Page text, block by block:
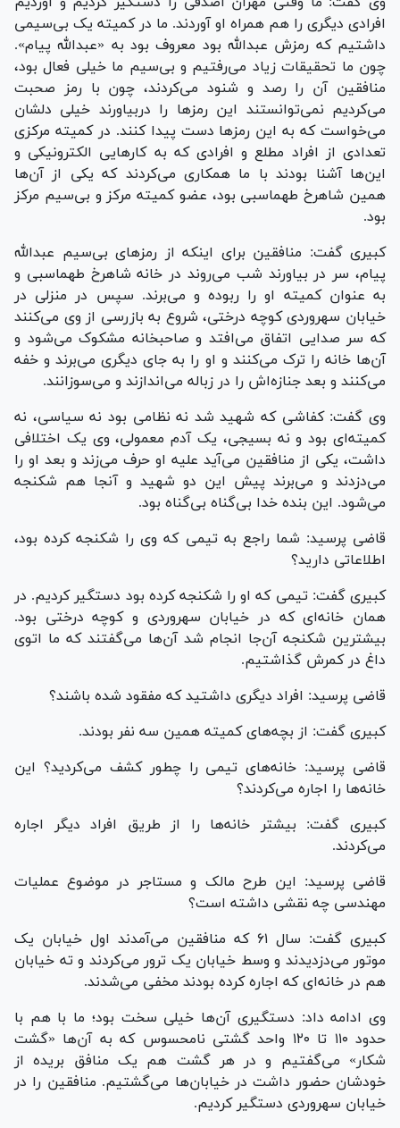
افرادی دیگری را هم همراه او آوردند. ما در کمیته یک بی‌سیمی
داشتیم که رمزش عبدالله بود معروف بود به «عبدالله پیام».
چون ما تحقیقات زیاد می‌رفتیم و بی‌سیم ما خیلی فعال بود،
منافقین آن را رصد و شنود می‌کردند، چون با رمز صحبت
می‌کردیم نمی‌توانستند این رمز‌ها را دربیاورند خیلی دلشان
می‌خواست که به این رمز‌ها دست پیدا کنند. در کمیته مرکزی
تعدادی از افراد مطلع و افرادی که به کار‌هایی الکترونیکی و
این‌ها آشنا بودند با ما همکاری می‌کردند که یکی از آن‌ها
همین شاهرخ طهماسبی بود، عضو کمیته مرکز و بی‌سیم مرکز
بود.
کبیری گفت: منافقین برای اینکه از رمز‌های بی‌سیم عبدالله
پیام، سر در بیاورند شب می‌روند در خانه شاهرخ طهماسبی و
به عنوان کمیته او را ربوده و می‌برند. سپس در منزلی در
خیابان سهروردی کوچه درختی، شروع به بازرسی از وی می‌کنند
که سر صدایی اتفاق می‌افتد و صاحبخانه مشکوک می‌شود و
آن‌ها خانه را ترک می‌کنند و او را به جای دیگری می‌برند و خفه
می‌کنند و بعد جنازه‌اش را در زباله می‌اندازند و می‌سوزانند.
وی گفت: کفاشی که شهید شد نه نظامی بود نه سیاسی، نه
کمیته‌ای بود و نه بسیجی، یک آدم معمولی، وی یک اختلافی
داشت، یکی از منافقین می‌آید علیه او حرف می‌زند و بعد او را
می‌دزدند و می‌برند پیش این دو شهید و آنجا هم شکنجه
می‌شود. این بنده خدا بی‌گناه بی‌گناه بود.
قاضی پرسید: شما راجع به تیمی که وی را شکنجه کرده بود،
اطلاعاتی دارید؟
کبیری گفت: تیمی که او را شکنجه کرده بود دستگیر کردیم. در
همان خانه‌ای که در خیابان سهروردی و کوچه درختی بود.
بیشترین شکنجه آن‌جا انجام شد آن‌ها می‌گفتند که ما اتوی
داغ در کمرش گذاشتیم.
قاضی پرسید: افراد دیگری داشتید که مفقود شده باشند؟
کبیری گفت: از بچه‌های کمیته همین سه نفر بودند.
قاضی پرسید: خانه‌های تیمی را چطور کشف می‌کردید؟ این
خانه‌ها را اجاره می‌کردند؟
کبیری گفت: بیشتر خانه‌ها را از طریق افراد دیگر اجاره
می‌کردند.
قاضی پرسید: این طرح مالک و مستاجر در موضوع عملیات
مهندسی چه نقشی داشته است؟
کبیری گفت: سال ۶۱ که منافقین می‌آمدند اول خیابان یک
موتور می‌دزدیدند و وسط خیابان یک ترور می‌کردند و ته خیابان
هم در خانه‌ای که اجاره کرده بودند مخفی می‌شدند.
وی ادامه داد: دستگیری آن‌ها خیلی سخت بود؛ ما با هم با
حدود ۱۱۰ تا ۱۲۰ واحد گشتی نامحسوس که به آن‌ها «گشت
شکار» می‌گفتیم و در هر گشت هم یک منافق بریده از
خودشان حضور داشت در خیابان‌ها می‌گشتیم. منافقین را در
خیابان سهروردی دستگیر کردیم.